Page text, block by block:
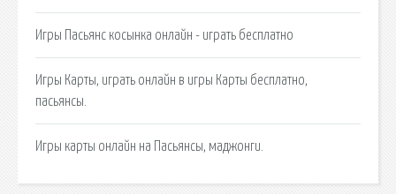
Игры Пасьянс косынка онлайн - играть бесплатно
Игры Карты, играть онлайн в игры Карты бесплатно,
пасьянсы.
Игры карты онлайн на Пасьянсы, маджонги.